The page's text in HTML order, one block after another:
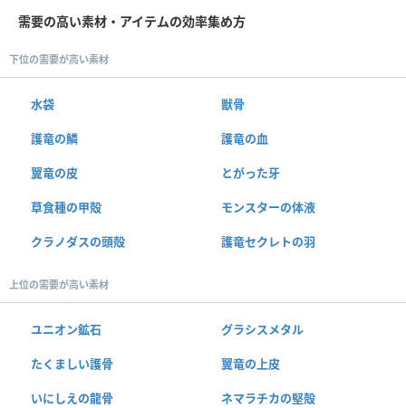
需要の高い素材・アイテムの効率集め方
下位の需要が高い素材
水袋 獣骨
護竜の鱗 護竜の血
翼竜の皮 とがった牙
草食種の甲殻 モンスターの体液
クラノダスの頭殻 護竜セクレトの羽
上位の需要が高い素材
ユニオン鉱石 グラシスメタル
たくましい護骨 翼竜の上皮
いにしえの龍骨 ネマラチカの堅殻